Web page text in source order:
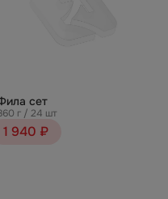
сет
г / 24 шт
1 940 ₽